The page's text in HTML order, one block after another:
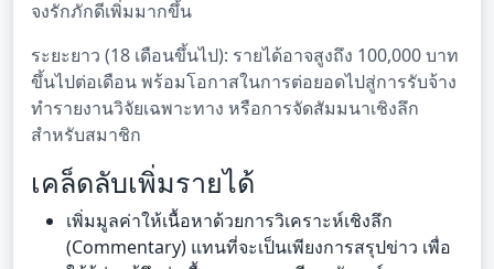
จงรักภักดีเพิ่มมากขึ้น
ระยะยาว (18 เดือนขึ้นไป): รายได้อาจสูงถึง 100,000 บาท
ขึ้นไปต่อเดือน พร้อมโอกาสในการต่อยอดไปสู่การรับจ้าง
ทำรายงานวิจัยเฉพาะทาง หรือการจัดสัมมนาเชิงลึก
สำหรับสมาชิก
เคล็ดลับเพิ่มรายได้
เพิ่มมูลค่าให้เนื้อหาด้วยการวิเคราะห์เชิงลึก
(Commentary) แทนที่จะเป็นเพียงการสรุปข่าว เพื่อ